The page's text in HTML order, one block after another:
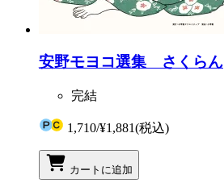
安野モヨコ選集 さくらん
完結
1,710/¥1,881(税込)
カートに追加